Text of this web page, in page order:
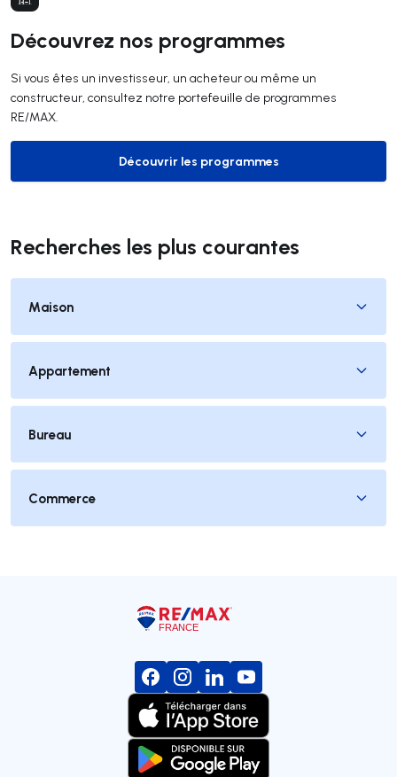
Découvrez nos programmes
Si vous êtes un investisseur, un acheteur ou même un
constructeur, consultez notre portefeuille de programmes
RE/MAX.
Découvrir les programmes
Découvrir les programmes
Recherches les plus courantes
Maison
Appartement
Bureau
Commerce